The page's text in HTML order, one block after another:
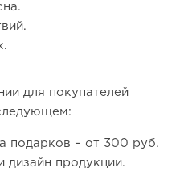
для покупателей
подарков – от 300 руб.
дизайн продукции.